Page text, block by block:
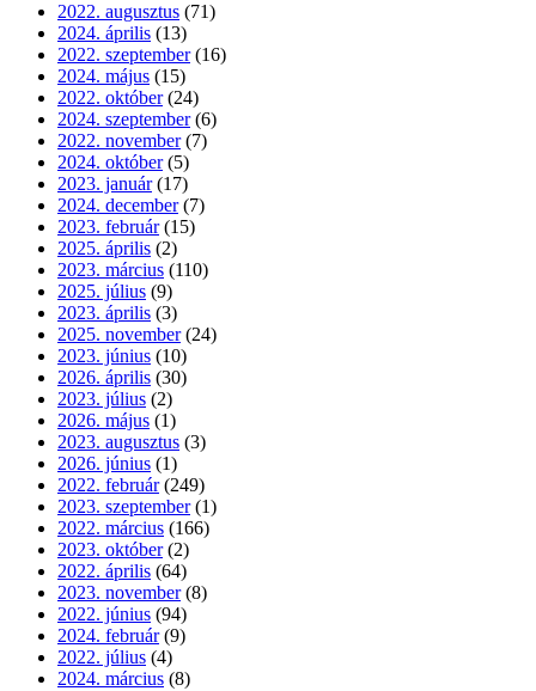
2022. augusztus (71)
2024. április (13)
2022. szeptember (16)
2024. május (15)
2022. október (24)
2024. szeptember (6)
2022. november (7)
2024. október (5)
2023. január (17)
2024. december (7)
2023. február (15)
2025. április (2)
2023. március (110)
2025. július (9)
2023. április (3)
2025. november (24)
2023. június (10)
2026. április (30)
2023. július (2)
2026. május (1)
2023. augusztus (3)
2026. június (1)
2022. február (249)
2023. szeptember (1)
2022. március (166)
2023. október (2)
2022. április (64)
2023. november (8)
2022. június (94)
2024. február (9)
2022. július (4)
2024. március (8)